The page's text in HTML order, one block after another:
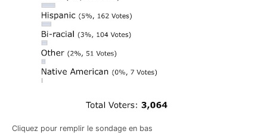
Cliquez pour remplir le sondage en bas